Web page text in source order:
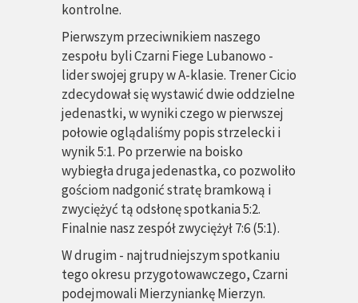
kontrolne.
Pierwszym przeciwnikiem naszego
zespołu byli Czarni Fiege Lubanowo -
lider swojej grupy w A-klasie. Trener Cicio
zdecydował się wystawić dwie oddzielne
jedenastki, w wyniki czego w pierwszej
połowie oglądaliśmy popis strzelecki i
wynik 5:1. Po przerwie na boisko
wybiegła druga jedenastka, co pozwoliło
gościom nadgonić stratę bramkową i
zwyciężyć tą odsłonę spotkania 5:2.
Finalnie nasz zespół zwyciężył 7:6 (5:1).
W drugim - najtrudniejszym spotkaniu
tego okresu przygotowawczego, Czarni
podejmowali Mierzyniankę Mierzyn.